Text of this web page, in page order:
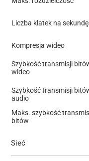
Liczba klatek na sekundę
Kompresja wideo
Szybkość transmisji
wideo
Szybkość transmisji
audio
Maks. szybkość
bitów
Sieć